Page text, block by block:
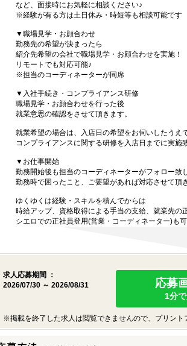
など、面接時にお気軽に相談ください♪
※経験が有る方は土日休み・時短等も相談可能です
▼職場見学・お顔合わせ
勤務先の希望が決まったら
紹介先希望の会社で職場見学・お顔合わせを実施！
リモートでも対応可能♪
※担当のコーディネーターが同席
▼入社手続き・コンプライアンス研修
職場見学・お顔合わせを行った後
就業意思の確認をさせて頂きます。
就業希望の場合は、入店日の希望をお伺いしたうえ
コンプライアンスに関する研修を入店日までに実施
▼お仕事開始
勤務開始後も担当のコーディネーターがフォロー致
勤務時で困ったこと、ご要望があれば対応させて頂
ゆくゆくは経験・スキルを積んでからは
時給アップ、資格取得による手当の支給、就業先の
シエロでの正社員登用(営業・コーディネーター)も可
求人応募期間 ：
2026/07/30 ～ 2026/08/31
応募
1分
※掲載を終了した求人は閲覧できませんので、プリント